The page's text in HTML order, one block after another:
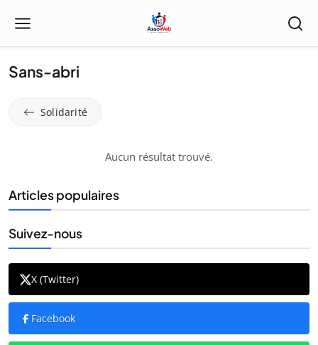
Sans-abri
Solidarité
Aucun résultat trouvé.
Articles populaires
Suivez-nous
X (Twitter)
Facebook